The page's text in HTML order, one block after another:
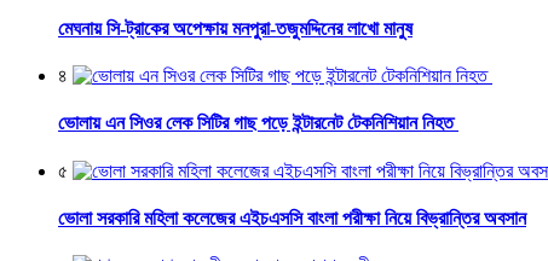
মেঘনায় সি-ট্রাকের অপেক্ষায় মনপুরা-তজুমদ্দিনের লাখো মানুষ
৪
ভোলায় এন সিওর লেক সিটির গাছ পড়ে ইন্টারনেট টেকনিশিয়ান নিহত
৫
ভোলা সরকারি মহিলা কলেজের এইচএসসি বাংলা পরীক্ষা নিয়ে বিভ্রান্তির অবসান